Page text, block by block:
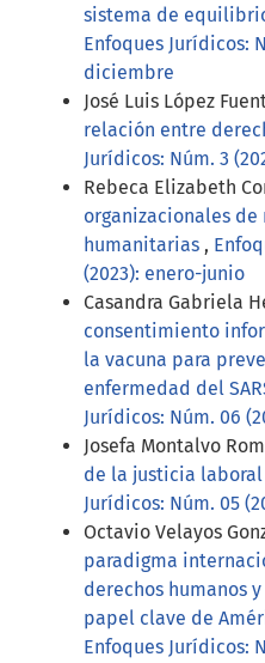
sistema de
Enfoques Jurídicos:
diciembre
José Luis López
relación entre
Jurídicos: Núm. 3
Rebeca Elizabeth
organizacionales de
humanitarias ,
(2023): enero-junio
Casandra Gabriela
consentimiento
la vacuna para
enfermedad del
Jurídicos: Núm. 06
Josefa Montalvo
de la justicia laboral
Jurídicos: Núm. 05
Octavio Velayos
paradigma
derechos humanos
papel clave de
Enfoques Jurídicos: